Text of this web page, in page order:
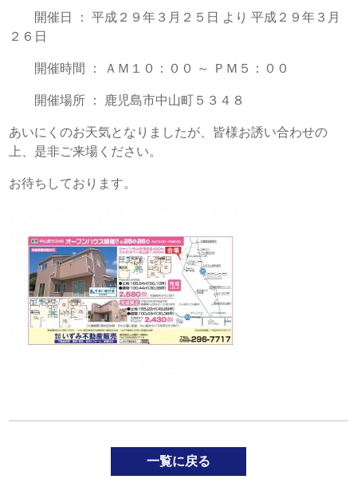
開催日 ： 平成２９年３月２５日 より 平成２９年３月
２６日
開催時間 ： ＡＭ１０：００ ～ ＰＭ５：００
開催場所 ： 鹿児島市中山町５３４８
あいにくのお天気となりましたが、皆様お誘い合わせの
上、是非ご来場ください。
お待ちしております。
一覧に戻る